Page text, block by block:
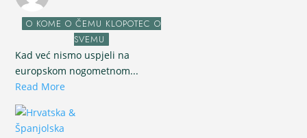
O KOME O ČEMU KLOPOTEC O
SVEMU
Kad već nismo uspjeli na
europskom nogometnom...
Read More